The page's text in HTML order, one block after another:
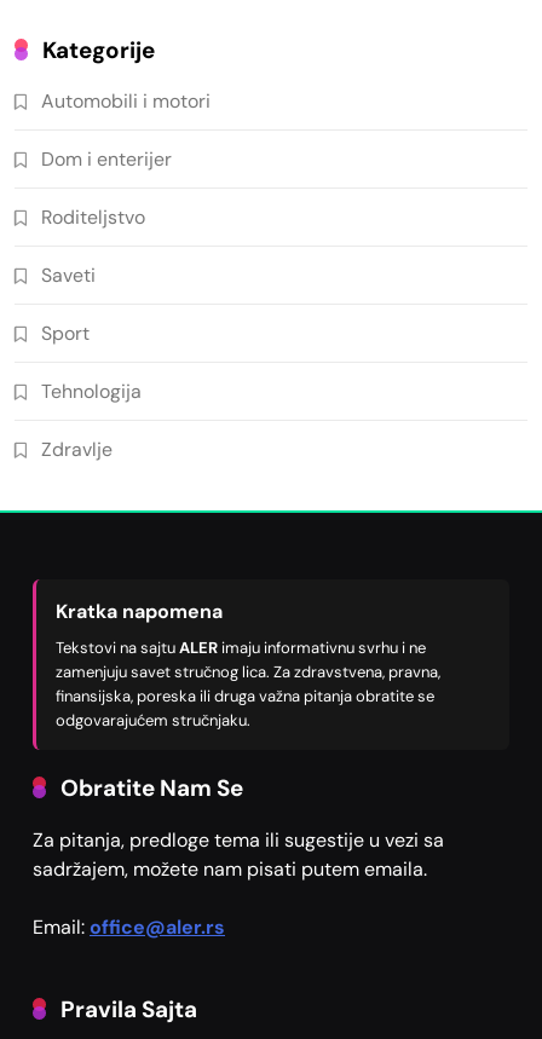
Kategorije
Automobili i motori
Dom i enterijer
Roditeljstvo
Saveti
Sport
Tehnologija
Zdravlje
Kratka napomena
Tekstovi na sajtuALER imaju informativnu svrhu i ne
zamenjuju savet stručnog lica. Za zdravstvena, pravna,
finansijska, poreska ili druga važna pitanja obratite se
odgovarajućem stručnjaku.
Obratite Nam Se
Za pitanja, predloge tema ili sugestije u vezi sa
sadržajem, možete nam pisati putem emaila.
Email:office@aler.rs
Pravila Sajta